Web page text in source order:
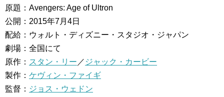
原題：Avengers: Age of Ultron
公開：2015年7月4日
配給：ウォルト・ディズニー・スタジオ・ジャパン
劇場：全国にて
原作： スタン・リー ／ ジャック・カービー
製作： ケヴィン・ファイギ
監督： ジョス・ウェドン